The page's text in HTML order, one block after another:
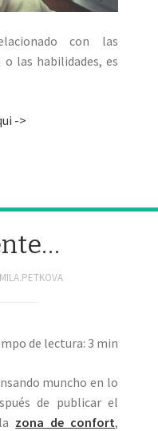
con las
las habilidades, es
->
MILA.PETKOVA
de lectura: 3 min
muncho en lo
de publicar el
zona de confort,